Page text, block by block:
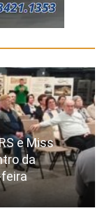
e Miss
da